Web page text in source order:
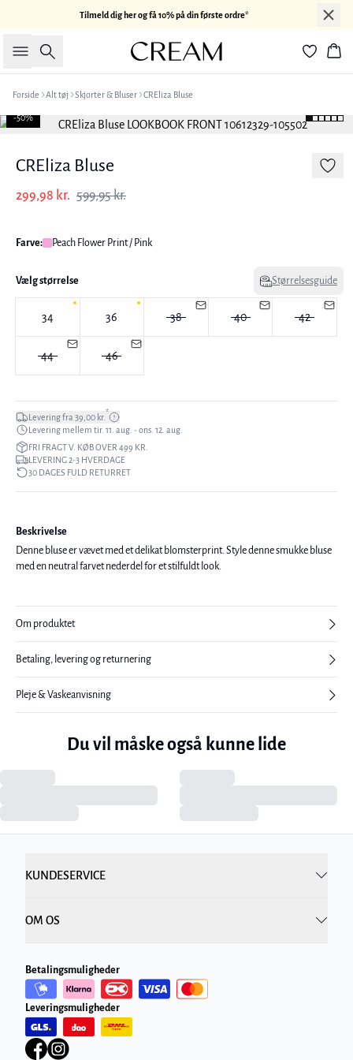
Tilmeld dig her og få 10% på din første ordre*
Søg
Forside Alt tøj Skjorter & Bluser CREliza Bluse
-50%
CREliza Bluse
299,98 kr. 599,95 kr.
Farve: Peach Flower Print / Pink
Vælg størrelse Størrelsesguide
34 36 38 40 42
44 46
Levering fra 39,00 kr.*
Levering mellem tir. 11. aug. - ons. 12. aug.
FRI FRAGT V. KØB OVER 499 KR.
LEVERING 2-3 HVERDAGE
30 DAGES FULD RETURRET
Beskrivelse
Denne bluse er vævet med et delikat blomsterprint. Style denne smukke bluse
med en neutral farvet nederdel for et stilfuldt look.
Om produktet
Betaling, levering og returnering
Pleje & Vaskeanvisning
Du vil måske også kunne lide
KUNDESERVICE
OM OS
Betalingsmuligheder
Leveringsmuligheder